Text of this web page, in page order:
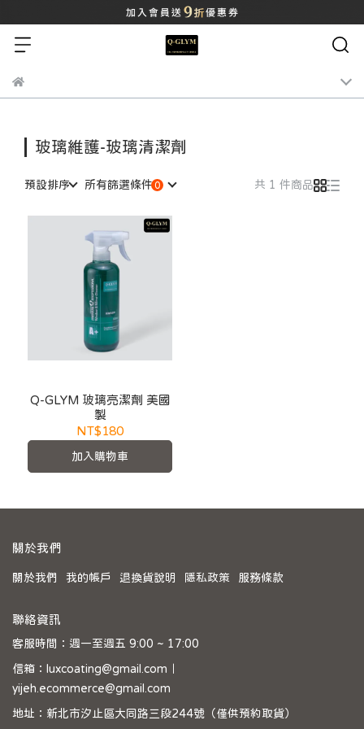
玻璃維護-玻璃清潔劑
預設排序 所有篩選條件 共 1 件商品
Q-GLYM 玻璃亮潔劑 美國
製
NT$180
加入購物車
關於我們
關於我們 我的帳戶 退換貨說明 隱私政策 服務條款
聯絡資訊
客服時間：週一至週五 9:00 ~ 17:00
信箱：luxcoating@gmail.com｜
yijeh.ecommerce@gmail.com
地址：新北市汐止區大同路三段244號（僅供預約取貨）